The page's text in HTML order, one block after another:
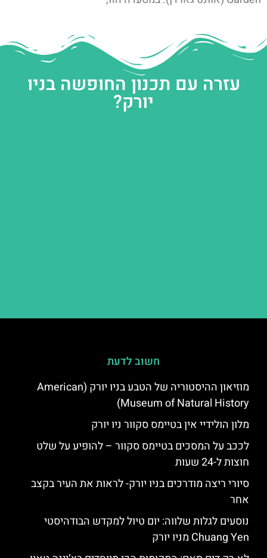
עזרה עם תכנון החופשה בניו
יורק?
חשוב לדעת
מוזיאון ההיסטוריה של הטבע בניו יורק (American
Museum of Natural History)
מלון הולידיי אין בטיימס סקוור ניו יורק
לככב על המסכים בטיימס סקוור – להופיע על שלט
חוצות ל-24 שעות
סיורי ריצה מודרכים בניו יורק- לראות את העיר בקצב
אחר
נוסעים לגלות שלווה: יום טיול למקדש הבודהיסטי
Chuang Yen מניו יורק